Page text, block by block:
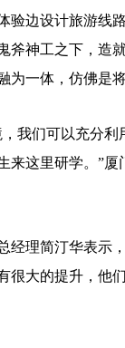
边设计旅游线
斧神工之下，造
一体，仿佛是
们可以充分利
来这里研学。”
理简汀华表示
很大的提升，他